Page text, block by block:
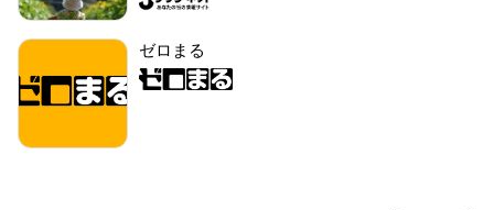
ゼロまる